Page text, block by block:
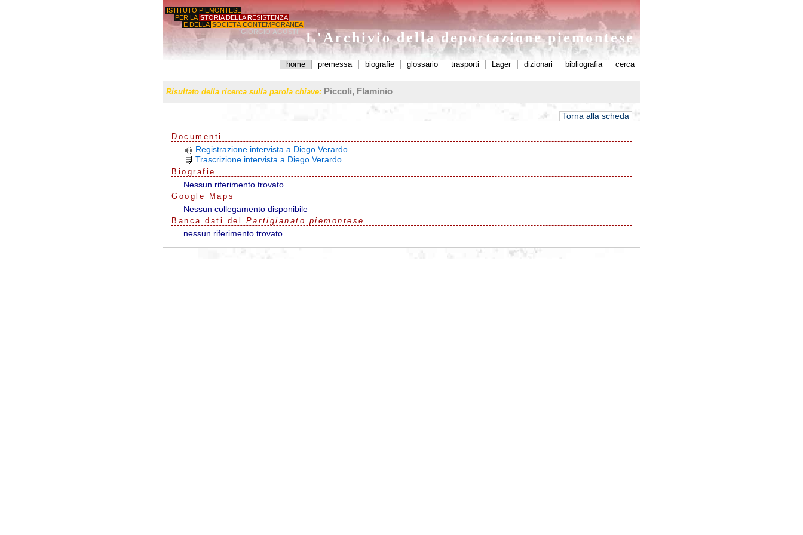
ISTITUTO PIEMONTESE
PER LA STORIA DELLA RESISTENZA
E DELLA SOCIETÀ CONTEMPORANEA
'GIORGIO AGOSTI'
L'Archivio della deportazione piemontese
home premessa biografie glossario trasporti Lager dizionari bibliografia cerca
Risultato della ricerca sulla parola chiave: Piccoli, Flaminio
Torna alla scheda
Documenti
Registrazione intervista a Diego Verardo
Trascrizione intervista a Diego Verardo
Biografie
Nessun riferimento trovato
G oo g e Maps
Nessun collegamento disponibile
Banca dati del Partigianato piemontese
nessun riferimento trovato